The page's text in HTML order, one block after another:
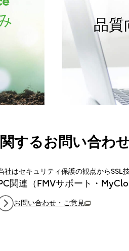
品質
するお問い合わ
社はセキュリティ保護の観点からSSL
関連（FMVサポート・
お問い合わせ・ご意見
新しいウィンドウで開きます）